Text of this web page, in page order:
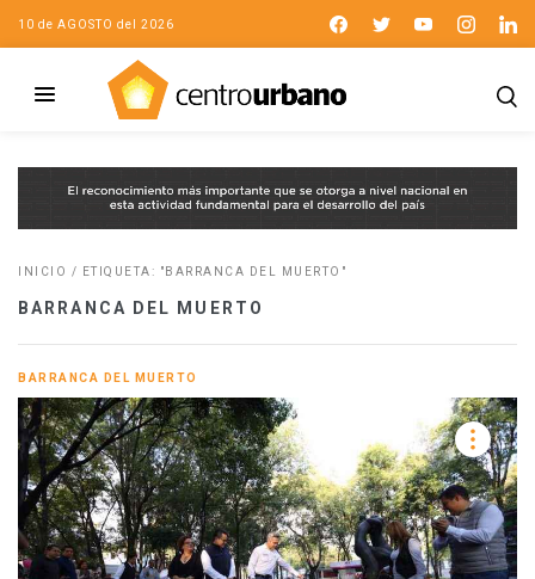
10 de AGOSTO del 2026
INICIO / ETIQUETA: "BARRANCA DEL MUERTO"
BARRANCA DEL MUERTO
BARRANCA DEL MUERTO